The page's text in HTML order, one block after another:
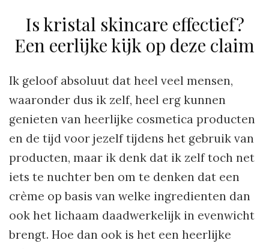
Is kristal skincare effectief?
Een eerlijke kijk op deze claim
Ik geloof absoluut dat heel veel mensen,
waaronder dus ik zelf, heel erg kunnen
genieten van heerlijke cosmetica producten
en de tijd voor jezelf tijdens het gebruik van
producten, maar ik denk dat ik zelf toch net
iets te nuchter ben om te denken dat een
crème op basis van welke ingredienten dan
ook het lichaam daadwerkelijk in evenwicht
brengt. Hoe dan ook is het een heerlijke